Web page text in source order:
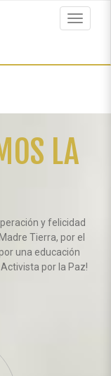
Toggle
LA
y felicidad
Tierra, por el
una educación
por la Paz!